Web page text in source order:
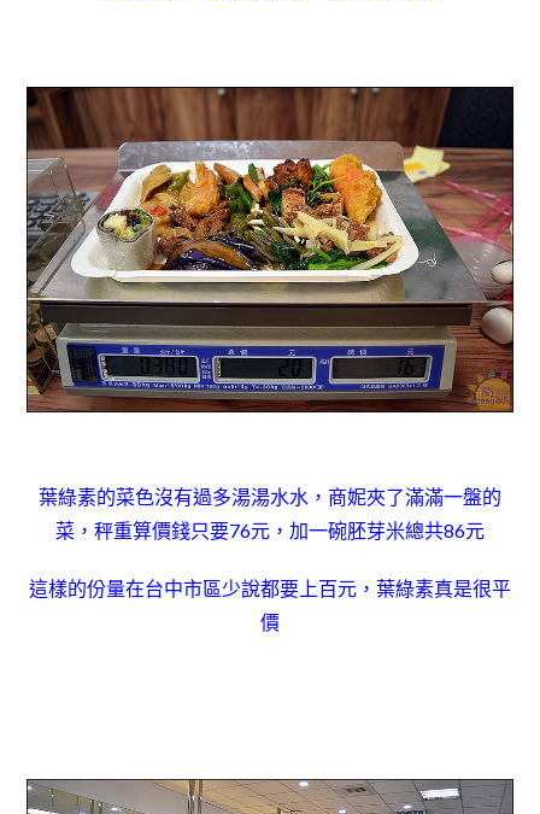
葉綠素的菜色沒有過多湯湯水水， 商妮夾了滿滿一盤的
菜，秤重算價錢只要76元，加一碗胚芽米總共86元
這樣的份量在台中市區少說都要上百元，葉綠素真是很平
價